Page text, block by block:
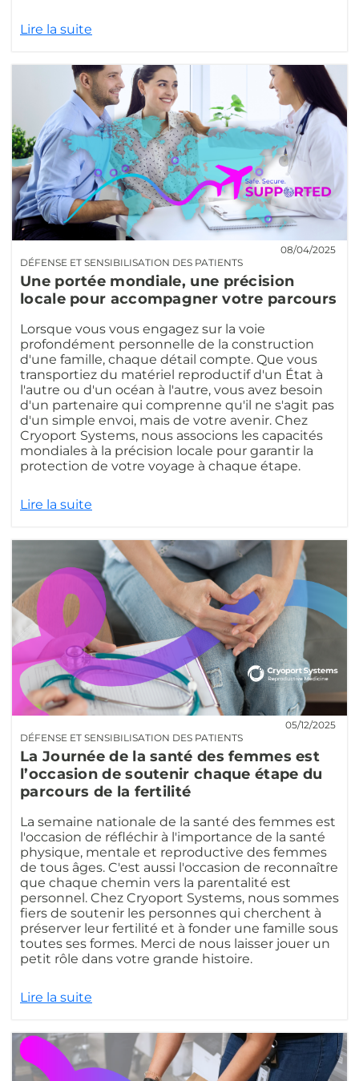
Lire la suite
DÉFENSE ET SENSIBILISATION DES PATIENTS
08/04/2025
Une portée mondiale, une précision
locale pour accompagner votre parcours
Lorsque vous vous engagez sur la voie
profondément personnelle de la construction
d'une famille, chaque détail compte. Que vous
transportiez du matériel reproductif d'un État à
l'autre ou d'un océan à l'autre, vous avez besoin
d'un partenaire qui comprenne qu'il ne s'agit pas
d'un simple envoi, mais de votre avenir. Chez
Cryoport Systems, nous associons les capacités
mondiales à la précision locale pour garantir la
protection de votre voyage à chaque étape.
Lire la suite
DÉFENSE ET SENSIBILISATION DES PATIENTS
05/12/2025
La Journée de la santé des femmes est
l’occasion de soutenir chaque étape du
parcours de la fertilité
La semaine nationale de la santé des femmes est
l'occasion de réfléchir à l'importance de la santé
physique, mentale et reproductive des femmes
de tous âges. C'est aussi l'occasion de reconnaître
que chaque chemin vers la parentalité est
personnel. Chez Cryoport Systems, nous sommes
fiers de soutenir les personnes qui cherchent à
préserver leur fertilité et à fonder une famille sous
toutes ses formes. Merci de nous laisser jouer un
petit rôle dans votre grande histoire.
Lire la suite